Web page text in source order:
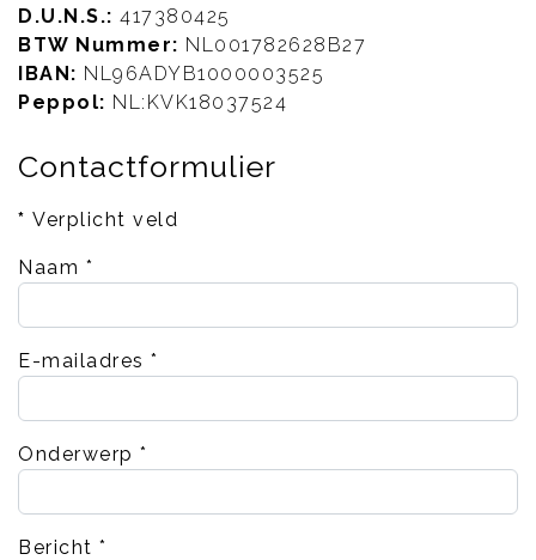
D.U.N.S.: 417380425
BTW Nummer: NL001782628B27
IBAN: NL96ADYB1000003525
Peppol: NL:KVK18037524
Contactformulier
* Verplicht veld
Naam *
E-mailadres *
Onderwerp *
Bericht *